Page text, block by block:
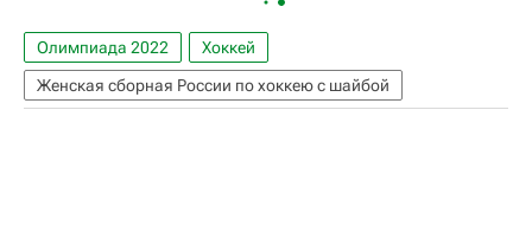
Олимпиада 2022
Хоккей
Женская сборная России по хоккею с шайбой